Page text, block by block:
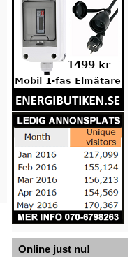
Online just nu!